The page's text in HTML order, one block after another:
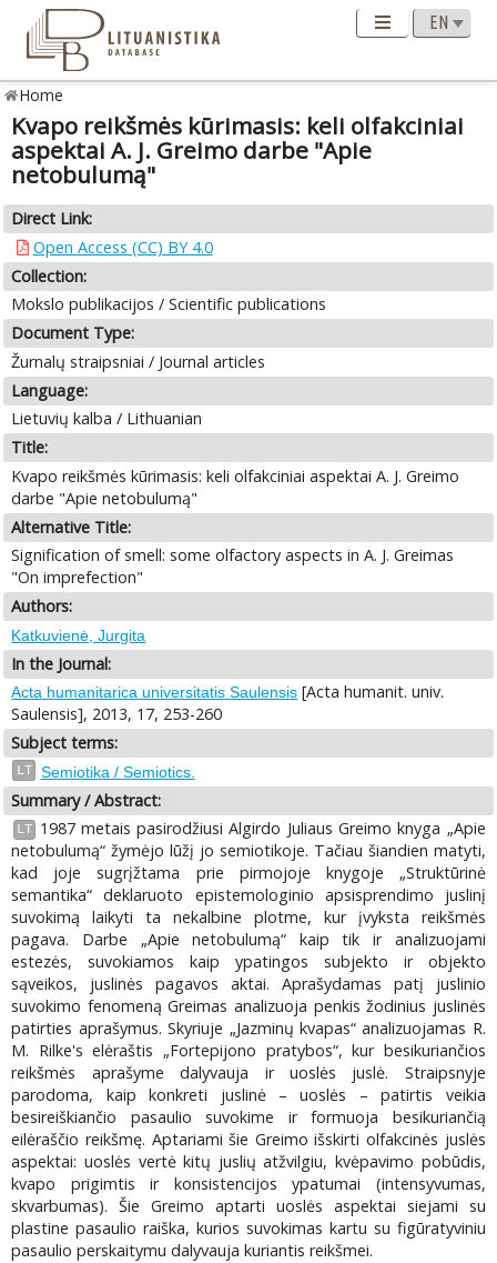
Home
Kvapo reikšmės kūrimasis: keli olfakciniai
aspektai A. J. Greimo darbe "Apie
netobulumą"
Direct Link:
Open Access (CC) BY 4.0
Collection:
Mokslo publikacijos / Scientific publications
Document Type:
Žurnalų straipsniai / Journal articles
Language:
Lietuvių kalba / Lithuanian
Title:
Kvapo reikšmės kūrimasis: keli olfakciniai aspektai A. J. Greimo
darbe "Apie netobulumą"
Alternative Title:
Signification of smell: some olfactory aspects in A. J. Greimas
"On imprefection"
Authors:
Katkuvienė, Jurgita
In the Journal:
Acta humanitarica universitatis Saulensis [Acta humanit. univ.
Saulensis], 2013, 17, 253-260
Subject terms:
LT Semiotika / Semiotics.
Summary / Abstract:
LT
1987 metais pasirodžiusi Algirdo Juliaus Greimo knyga „Apie
netobulumą“ žymėjo lūžį jo semiotikoje. Tačiau šiandien matyti,
kad joje sugrįžtama prie pirmojoje knygoje „Struktūrinė
semantika“ deklaruoto epistemologinio apsisprendimo juslinį
suvokimą laikyti ta nekalbine plotme, kur įvyksta reikšmės
pagava. Darbe „Apie netobulumą“ kaip tik ir analizuojami
estezės, suvokiamos kaip ypatingos subjekto ir objekto
sąveikos, juslinės pagavos aktai. Aprašydamas patį juslinio
suvokimo fenomeną Greimas analizuoja penkis žodinius juslinės
patirties aprašymus. Skyriuje „Jazminų kvapas“ analizuojamas R.
M. Rilke's elėraštis „Fortepijono pratybos“, kur besikuriančios
reikšmės aprašyme dalyvauja ir uoslės juslė. Straipsnyje
parodoma, kaip konkreti juslinė – uoslės – patirtis veikia
besireiškiančio pasaulio suvokime ir formuoja besikuriančią
eilėraščio reikšmę. Aptariami šie Greimo išskirti olfakcinės juslės
aspektai: uoslės vertė kitų juslių atžvilgiu, kvėpavimo pobūdis,
kvapo prigimtis ir konsistencijos ypatumai (intensyvumas,
skvarbumas). Šie Greimo aptarti uoslės aspektai siejami su
plastine pasaulio raiška, kurios suvokimas kartu su figūratyviniu
pasaulio perskaitymu dalyvauja kuriantis reikšmei.